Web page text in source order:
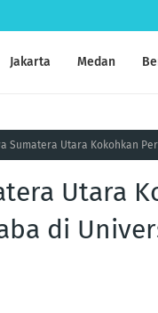
Jakarta Medan
Sumatera Utara Kokohkan
Utara
di